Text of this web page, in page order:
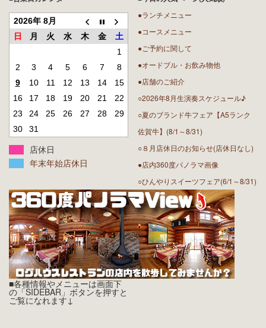
2026年 8月
日
月 火 水 木 金
土
1
2
3 4 5 6 7
8
9
10 11 12 13 14
15
16
17 18 19 20 21
22
23
24 25 26 27 28
29
30
31
店休日
年末年始店休日
●ランチメニュー
●コースメニュー
●ご予約に関して
●オードブル・お飲み物他
●店舗のご紹介
○2026年8月生演奏スケジュール♪
○夏のブランド牛フェア【A5ランク
佐賀牛】(8/1～8/31)
○８月店休日のお知らせ(店休日なし)
●店内360度パノラマ画像
○ひんやりスイーツフェア(6/1～8/31)
■各種情報やメニューは画面下
の「SIDEBAR」ボタンを押すと
ご覧になれます↓